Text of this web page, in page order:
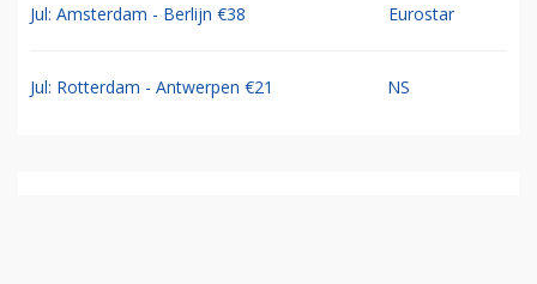
Jul: Amsterdam - Berlijn €38 Eurostar
Jul: Rotterdam - Antwerpen €21 NS